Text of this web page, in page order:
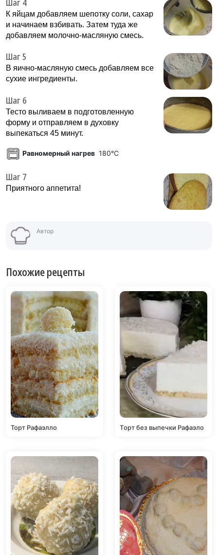
Шаг 4
К яйцам добавляем шепотку соли, сахар
и начинаем взбивать. Затем туда же
добавляем молочно-масляную смесь.
Шаг 5
В яично-масляную смесь добавляем все
сухие ингредиенты.
Шаг 6
Тесто выливаем в подготовленную
форму и отправляем в духовку
выпекаться 45 минут.
Равномерный нагрев 180°C
Шаг 7
Приятного аппетита!
Автор
Похожие рецепты
Торт Рафаэлло Тopт без выпeчки Рафаэло